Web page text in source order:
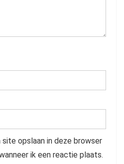
site opslaan in deze browser
ik een reactie plaats.